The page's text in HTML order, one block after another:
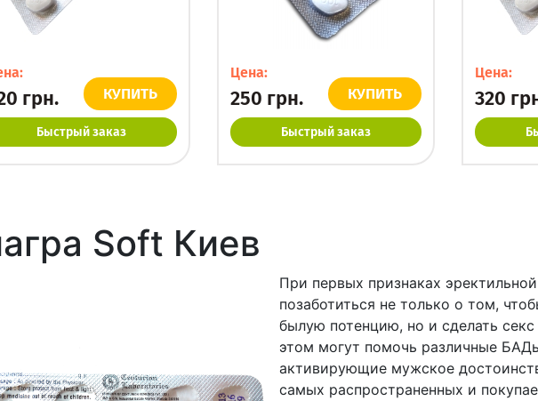
грн. КУПИТЬ
Быстрый заказ
Цена:
250 грн. КУПИТЬ
Быстрый заказ
Цена:
320
Soft Киев
При первых признаках
позаботиться не только о том,
былую потенцию, но и сделать
этом могут помочь различные
активирующие мужское
самых распространенных и